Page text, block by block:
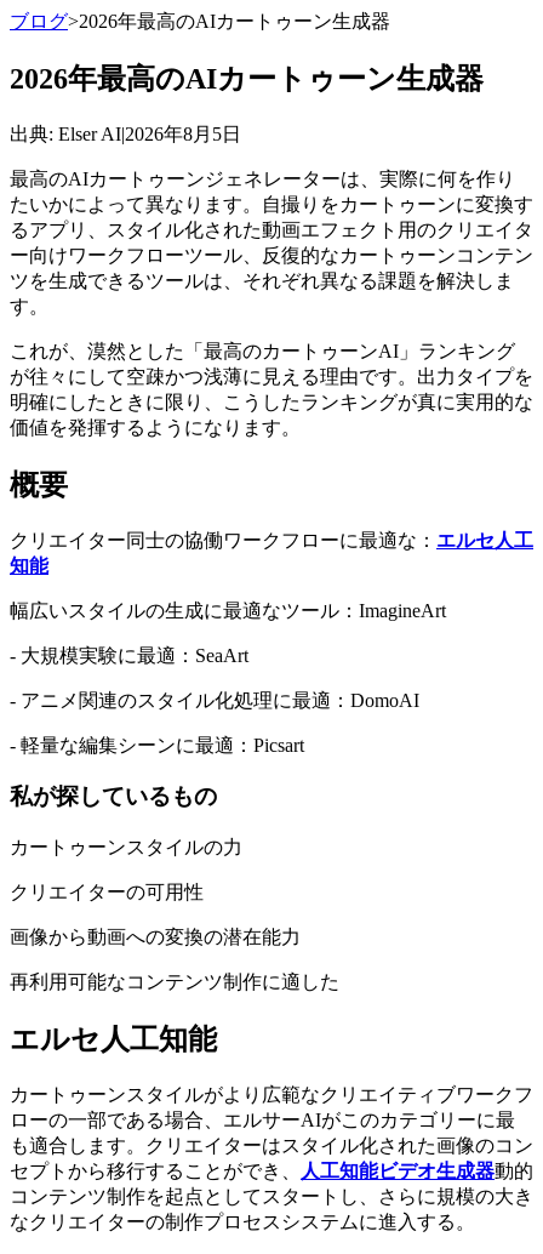
ブログ>2026年最高のAIカートゥーン生成器
2026年最高のAIカートゥーン生成器
出典: Elser AI|2026年8月5日
最高のAIカートゥーンジェネレーターは、実際に何を作り
たいかによって異なります。自撮りをカートゥーンに変換す
るアプリ、スタイル化された動画エフェクト用のクリエイタ
ー向けワークフローツール、反復的なカートゥーンコンテン
ツを生成できるツールは、それぞれ異なる課題を解決しま
す。
これが、漠然とした「最高のカートゥーンAI」ランキング
が往々にして空疎かつ浅薄に見える理由です。出力タイプを
明確にしたときに限り、こうしたランキングが真に実用的な
価値を発揮するようになります。
概要
クリエイター同士の協働ワークフローに最適な： エルセ人工
知能
幅広いスタイルの生成に最適なツール：ImagineArt
- 大規模実験に最適：SeaArt
- アニメ関連のスタイル化処理に最適：DomoAI
- 軽量な編集シーンに最適：Picsart
私が探しているもの
カートゥーンスタイルの力
クリエイターの可用性
画像から動画への変換の潜在能力
再利用可能なコンテンツ制作に適した
エルセ人工知能
カートゥーンスタイルがより広範なクリエイティブワークフ
ローの一部である場合、エルサーAIがこのカテゴリーに最
も適合します。クリエイターはスタイル化された画像のコン
セプトから移行することができ、
人工知能ビデオ生成器動的
コンテンツ制作を起点としてスタートし、さらに規模の大き
なクリエイターの制作プロセスシステムに進入する。